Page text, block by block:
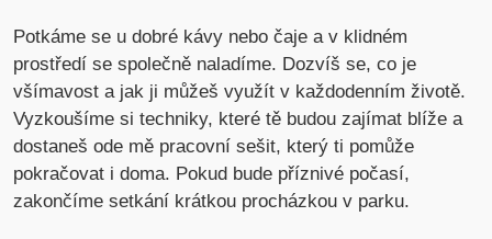
Potkáme se u dobré kávy nebo čaje a v klidném
prostředí se společně naladíme. Dozvíš se, co je
všímavost a jak ji můžeš využít v každodenním životě.
Vyzkoušíme si techniky, které tě budou zajímat blíže a
dostaneš ode mě pracovní sešit, který ti pomůže
pokračovat i doma. Pokud bude příznivé počasí,
zakončíme setkání krátkou procházkou v parku.